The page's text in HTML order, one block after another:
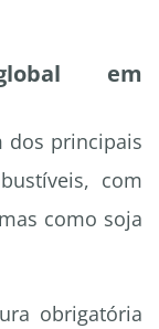
em
dos principais
com
como soja
obrigatória